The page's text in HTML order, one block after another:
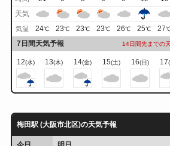
天気
気温 24℃ 23℃ 23℃ 23℃ 26℃ 25℃ 27
7日間天気予報 14日間先までの
12(水) 13(木) 14(金) 15(土) 16(日) 17
梅田駅 (大阪市北区)の天気予報